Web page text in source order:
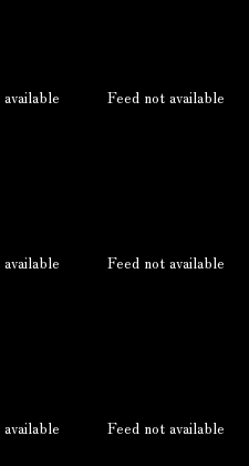
Feed not available
Feed not available
Feed not available